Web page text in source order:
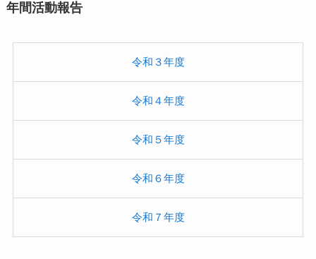
年間活動報告
令和３年度
令和４年度
令和５年度
令和６年度
令和７年度